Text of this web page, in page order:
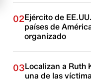
02Ejército de
países de
organizado
03Localizan a Ruth
una de las